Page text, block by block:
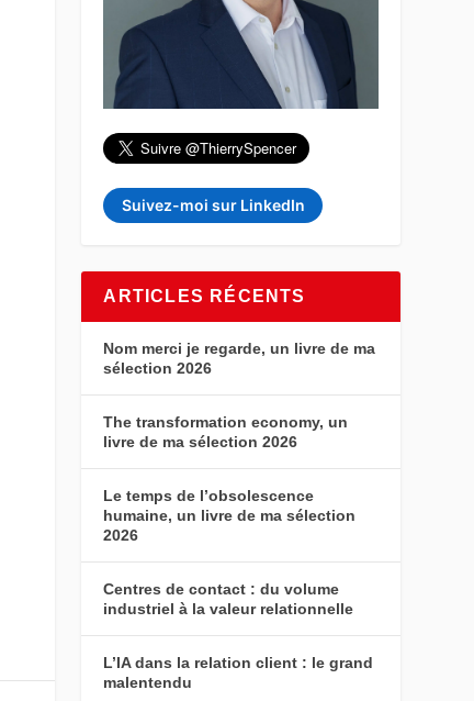
Suivez-moi sur LinkedIn
ARTICLES RÉCENTS
Nom merci je regarde, un livre de ma
sélection 2026
The transformation economy, un
livre de ma sélection 2026
Le temps de l’obsolescence
humaine, un livre de ma sélection
2026
Centres de contact : du volume
industriel à la valeur relationnelle
L’IA dans la relation client : le grand
malentendu